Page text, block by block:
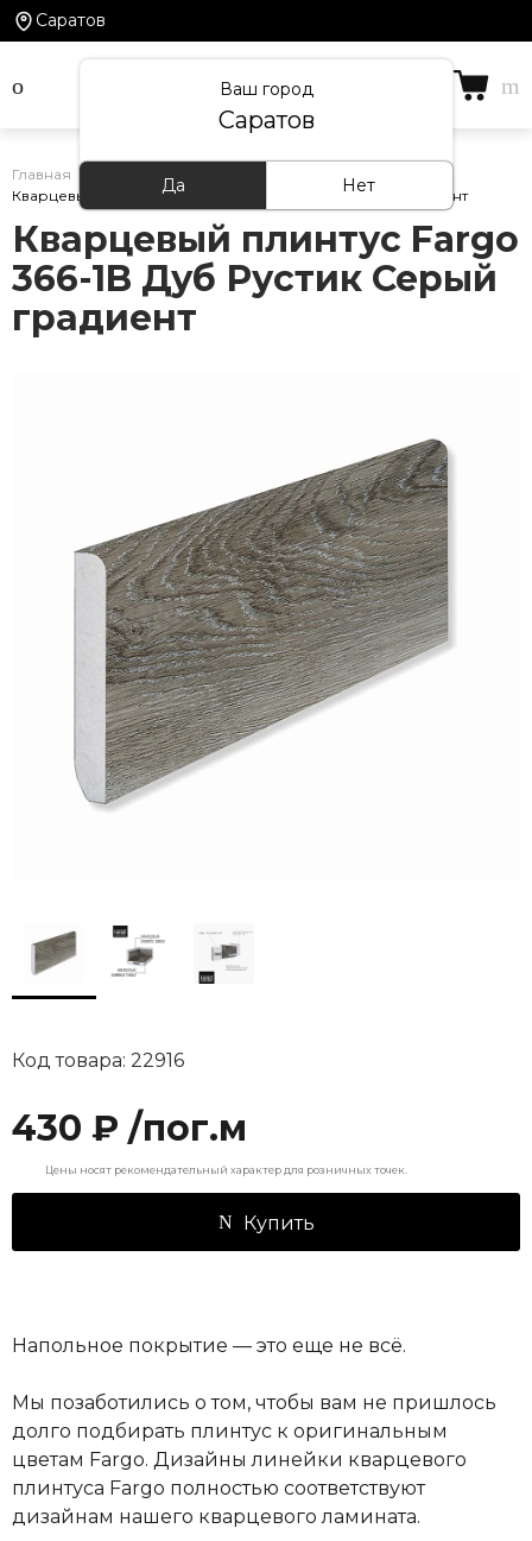
Саратов
Ваш город
Саратов
Да Нет
Главная Каталог товаров Кварцевый плинтус
Кварцевый плинтус Fargo 366-1B Дуб Рустик Серый градиент
Кварцевый плинтус Fargo
366-1B Дуб Рустик Серый
градиент
Код товара: 22916
430 ₽ /пог.м
Цены носят рекомендательный характер для розничных точек.
Купить
Напольное покрытие — это еще не всё.
Мы позаботились о том, чтобы вам не пришлось
долго подбирать плинтус к оригинальным
цветам Fargo. Дизайны линейки кварцевого
плинтуса Fargo полностью соответствуют
дизайнам нашего кварцевого ламината.